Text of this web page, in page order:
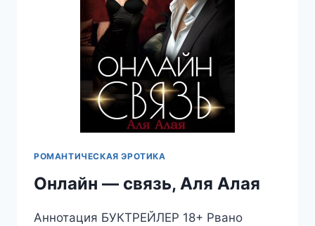
РОМАНТИЧЕСКАЯ ЭРОТИКА
Онлайн — связь, Аля Алая
Аннотация БУКТРЕЙЛЕР 18+ Рвано